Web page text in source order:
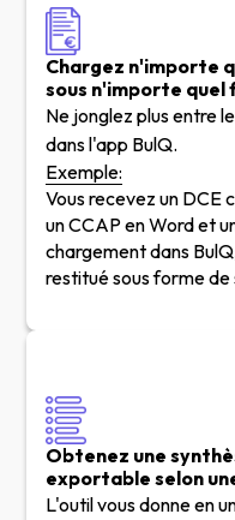
Chargez n'importe
sous n'importe quel
Ne jonglez plus entre
dans l'app BulQ.
Exemple:
Vous recevez un DCE
un CCAP en Word et
chargement dans
restitué sous forme
Obtenez une
exportable selon
L'outil vous donne en